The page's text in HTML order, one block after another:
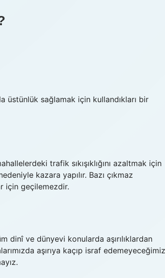
üstünlük sağlamak için kullandıkları bir
trafik sıkışıklığını azaltmak için
kazara yapılır. Bazı çıkmaz
için geçilemezdir.
dinî ve dünyevi konularda aşırılıklardan
aşırıya kaçıp israf edemeyeceğimiz